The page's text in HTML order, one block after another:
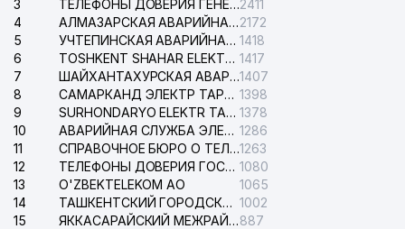
3
ТЕЛЕФОНЫ ДОВЕРИЯ ГЕНЕРАЛЬНОЙ ПРОКУРАТУРЫ РЕСПУБЛИКИ УЗБЕКИСТАН2411
4
АЛМАЗАРСКАЯ АВАРИЙНАЯ СЛУЖБА ЭЛЕКТРОСЕТИ2172
5
УЧТЕПИНСКАЯ АВАРИЙНАЯ СЛУЖБА ЭЛЕКТРОСЕТИ 1418
6
TOSHKENT SHAHAR ELEKTR TARMOQLARI KORXONASI АО 1417
7
ШАЙХАНТАХУРСКАЯ АВАРИЙНАЯ СЛУЖБА ЭЛЕКТРОСЕТИ1407
8
САМАРКАНД ЭЛЕКТР ТАРМОКЛАРИ АО 1398
9
SURHONDARYO ELEKTR TARMOKLARI АО 1378
10
АВАРИЙНАЯ СЛУЖБА ЭЛЕКТРОСЕТИ ТАШКЕНТСКОГО РАЙОНА 1286
11
СПРАВОЧНОЕ БЮРО О ТЕЛЕФОНАХ ОРГАНИЗАЦИЙ г. ТАШКЕНТА1263
12
ТЕЛЕФОНЫ ДОВЕРИЯ ГОСУДАРСТВЕННОГО ЦЕНТРА ТЕСТИРОВАНИЯ 1080
13
O'ZBEKTELEKOM АО
1065
14
ТАШКЕНТСКИЙ ГОРОДСКОЙ СУД ПО ГРАЖДАНСКИМ ДЕЛАМ 1002
15
ЯККАСАРАЙСКИЙ МЕЖРАЙОННЫЙ СУД ПО ГРАЖДАНСКИМ ДЕЛАМ887